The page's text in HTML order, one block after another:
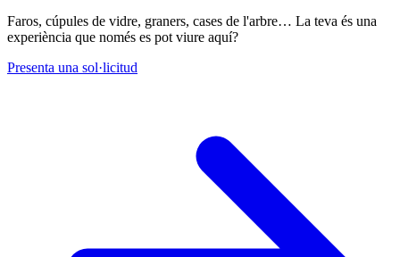
Faros, cúpules de vidre, graners, cases de l'arbre… La teva és una
experiència que només es pot viure aquí?
Presenta una sol·licitud